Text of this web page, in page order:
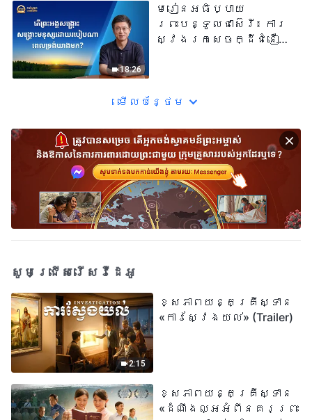
18:26
មេរៀនអធិប្បាយ
ព្រះបន្ទូលជាស៊េរី៖ ការ
ស្វែងរកសេចក្ដីជំនឿដ៏
ទ្រង់យាងមក?
មើល​​បន្ថែម​
សូមជ្រើសរើសវីដេអូ
2:15
ខ្សែភាពយន្តគ្រីស្ទាន
«ការស្វែងយល់» (Trailer)
ខ្សែភាពយន្តគ្រីស្ទាន
«ដំណឹងល្អអំពីនគរព្រះ